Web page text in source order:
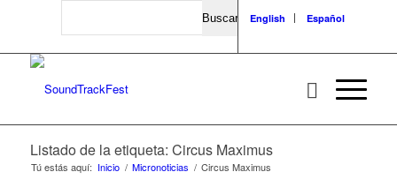
Search
English Español
Listado de la etiqueta: Circus Maximus
Tú estás aquí: Inicio / Micronoticias / Circus Maximus